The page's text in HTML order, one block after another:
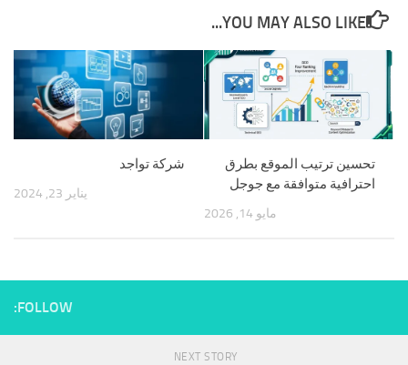
YOU MAY ALSO LIKE...
شركة تواجد
يناير 23, 2024
تحسين ترتيب الموقع بطرق
احترافية متوافقة مع جوجل
مايو 14, 2026
FOLLOW:
NEXT STORY